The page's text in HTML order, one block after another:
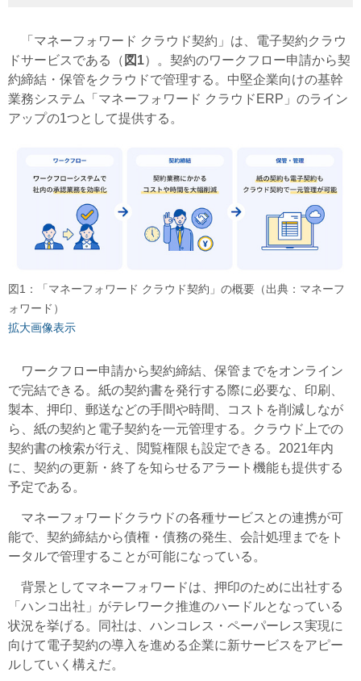
「マネーフォワード クラウド契約」は、電子契約クラウ
ドサービスである（ 図1）。契約のワークフロー申請から契
約締結・保管をクラウドで管理する。中堅企業向けの基幹
業務システム「マネーフォワード クラウドERP」のライン
アップの1つとして提供する。
図1：「マネーフォワード クラウド契約」の概要（出典：マネーフ
ォワード）
拡大画像表示
ワークフロー申請から契約締結、保管までをオンライン
で完結できる。紙の契約書を発行する際に必要な、印刷、
製本、押印、郵送などの手間や時間、コストを削減しなが
ら、紙の契約と電子契約を一元管理する。クラウド上での
契約書の検索が行え、閲覧権限も設定できる。2021年内
に、契約の更新・終了を知らせるアラート機能も提供する
予定である。
マネーフォワードクラウドの各種サービスとの連携が可
能で、契約締結から債権・債務の発生、会計処理までをト
ータルで管理することが可能になっている。
背景としてマネーフォワードは、押印のために出社する
「ハンコ出社」がテレワーク推進のハードルとなっている
状況を挙げる。同社は、ハンコレス・ペーパーレス実現に
向けて電子契約の導入を進める企業に新サービスをアピー
ルしていく構えだ。